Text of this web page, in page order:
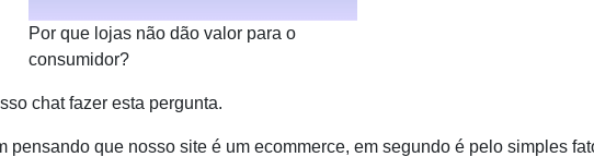
Por que lojas não dão valor para o
consumidor?
chat fazer esta pergunta.
pensando que nosso site é um ecommerce, em segundo é pelo simples